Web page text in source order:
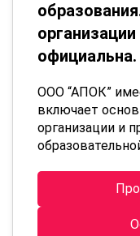
официальна.
ООО “АПОК”
включает
организации и